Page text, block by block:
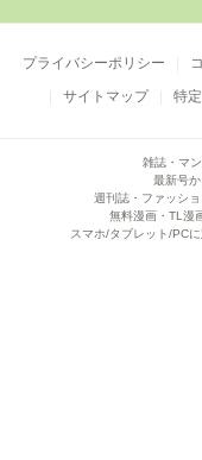
プライバシーポリシー
サイトマップ
特
雑誌・マ
最新号
週刊誌・ファッシ
無料漫画・TL漫
スマホ/タブレット/PC